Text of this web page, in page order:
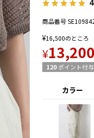
商品番号
¥16,500のところ
¥13,200
120ポイント付与
カラー